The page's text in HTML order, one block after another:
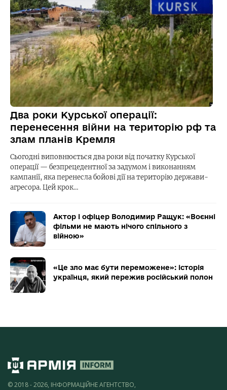
Два роки Курської операції:
перенесення війни на територію рф та
злам планів Кремля
Сьогодні виповнюється два роки від початку Курської
операції — безпрецедентної за задумом і виконанням
кампанії, яка перенесла бойові дії на територію держави-
агресора. Цей крок…
Актор і офіцер Володимир Ращук: «Воєнні
фільми не мають нічого спільного з
війною»
«Це зло має бути переможене»: історія
українця, який пережив російський полон
© 2018 - 2026, ІНФОРМАЦІЙНЕ АГЕНТСТВО,